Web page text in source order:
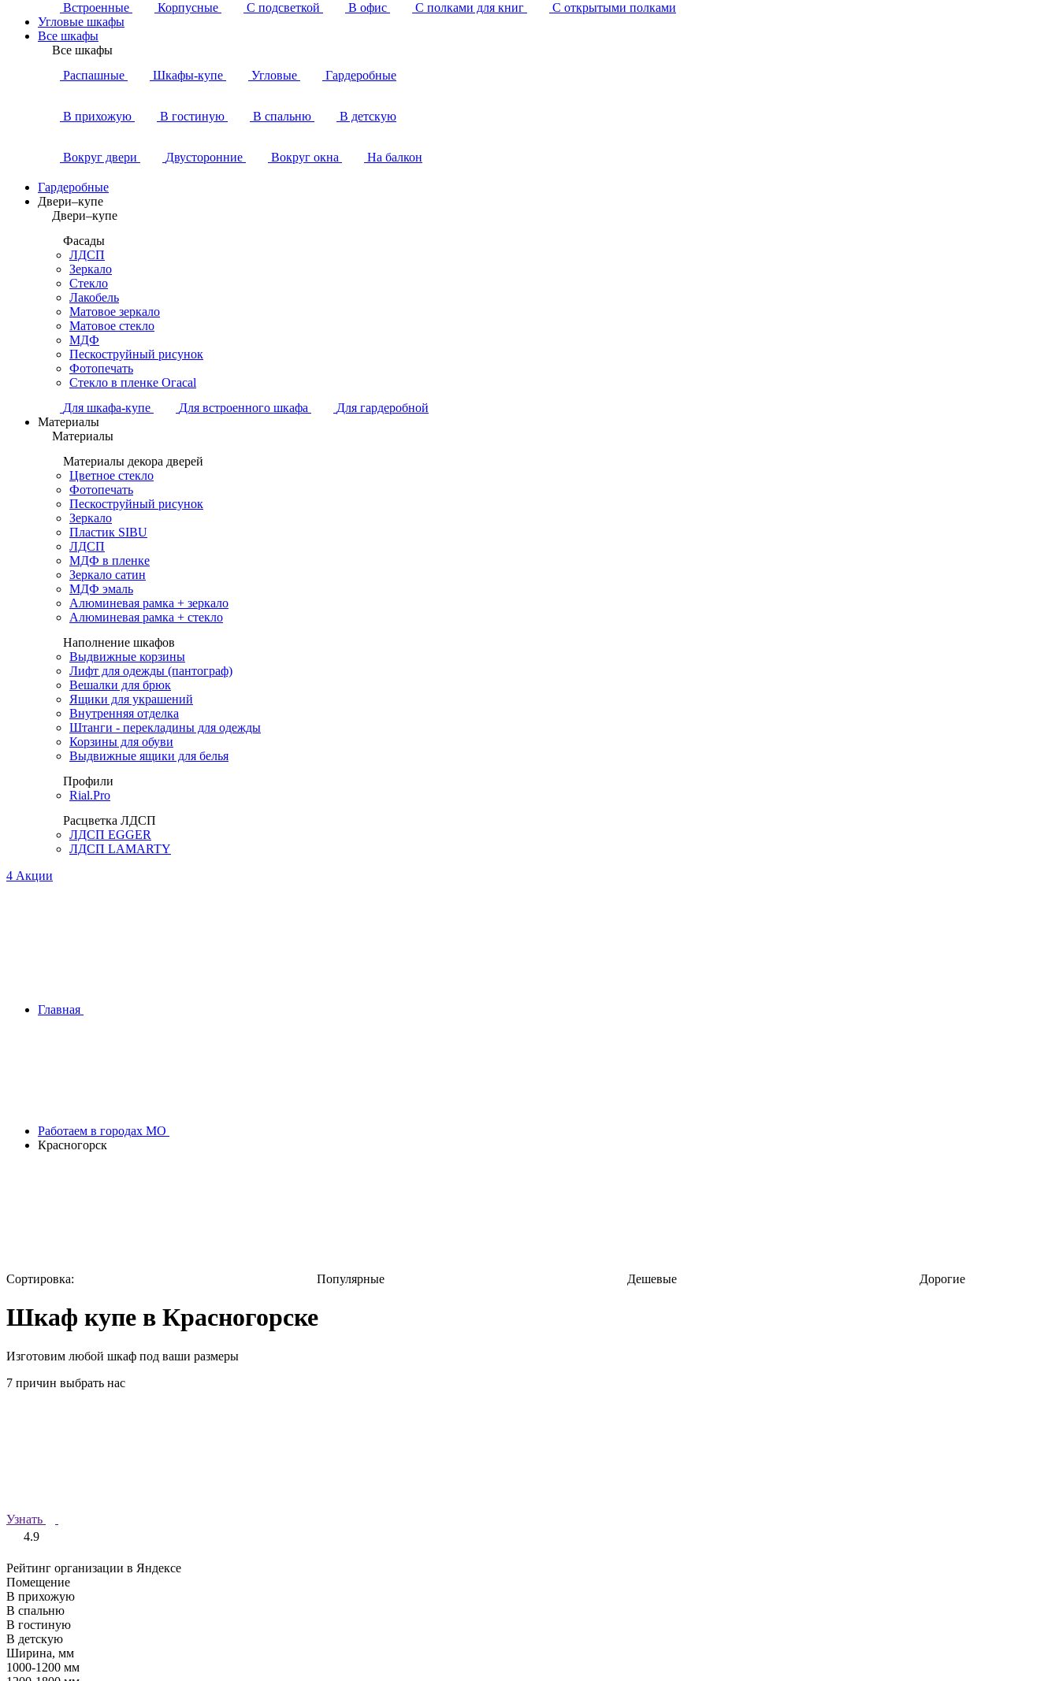
Встроенные
Корпусные С подсветкой В офис С полками для книг
С открытыми полками
Угловые шкафы
Все шкафы
Все шкафы
Распашные
Шкафы-купе Угловые Гардеробные
В прихожую В гостиную В спальню В детскую
Вокруг двери Двусторонние Вокруг окна На балкон
Гардеробные
Двери–купе
Двери–купе
Фасады
ЛДСП
Зеркало
Стекло
Лакобель
Матовое зеркало
Матовое стекло
МДФ
Пескоструйный рисунок
Фотопечать
Стекло в пленке Огасаl
Для шкафа-купе
Для встроенного шкафа
Для гардеробной
Материалы
Материалы
Материалы декора дверей
Цветное стекло
Фотопечать
Пескоструйный рисунок
Зеркало
Пластик SIBU
ЛДСП
МДФ в пленке
Зеркало сатин
МДФ эмаль
Алюминевая рамка + зеркало
Алюминевая рамка + стекло
Наполнение шкафов
Выдвижные корзины
Лифт для одежды (пантограф)
Вешалки для брюк
Ящики для украшений
Внутренняя отделка
Штанги - перекладины для одежды
Корзины для обуви
Выдвижные ящики для белья
Профили
Rial.Pro
Расцветка ЛДСП
ЛДСП EGGER
ЛДСП LAMARTY
4 Акции
Главная
Работаем в городах МО
Красногорск
Сортировка: Популярные Дешевые Дорогие
Шкаф купе в Красногорске
Изготовим любой шкаф под ваши размеры
7 причин выбрать нас
Узнать
4.9
Рейтинг организации в Яндексе
Помещение
В прихожую
В спальню
В гостиную
В детскую
Ширина, мм
1000-1200 мм